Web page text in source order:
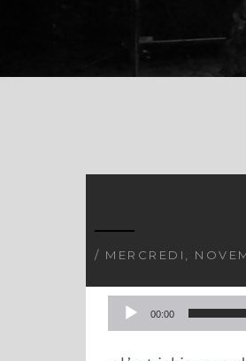
/ MERCREDI,
Lecteur
audio
00:00